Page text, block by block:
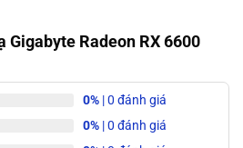
đổ và phản xạ trung thực nhất.
Hệ thống làm mát
quạt cánh độc đáo, ống dẫn nhiệt
hoạt động 3D giúp tản nhiệt hiệu
mát mẻ.
Sử dụng chất bôi trơn
Gigabyte Radeon RX 6600
0% | 0 đánh giá
0% | 0 đánh giá